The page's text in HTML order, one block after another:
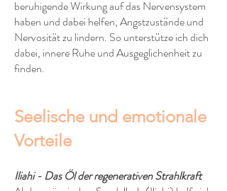
beruhigende Wirkung auf das Nervensystem
haben und dabei helfen, Angstzustände und
Nervosität zu lindern. So unterstütze ich dich
dabei, innere Ruhe und Ausgeglichenheit zu
finden.
Seelische und emotionale
Vorteile
Iliahi - Das Öl der regenerativen Strahlkraft